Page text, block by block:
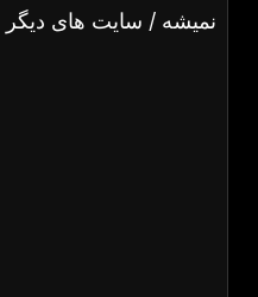
نمیشه / سایت های دیگر